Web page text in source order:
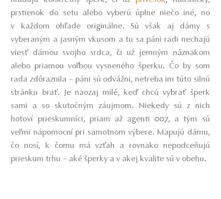
prstienok do setu alebo vyberú úplne niečo iné, no
v každom ohľade originálne. Sú však aj dámy s
vyberaným a jasným vkusom a tu sa páni radi nechajú
viesť dámou svojho srdca, či už jemným náznakom
alebo priamou voľbou vysneného šperku. Čo by som
rada zdôraznila – páni sú odvážni, netreba im túto silnú
stránku brať. Je naozaj milé, keď chcú vybrať šperk
sami a so skutočným záujmom. Niekedy sú z nich
hotoví prieskumníci, priam až agenti 007, a tým sú
veľmi nápomocní pri samotnom výbere. Mapujú dámu,
čo nosí, k čomu má vzťah a rovnako nepodceňujú
prieskum trhu – aké šperky a v akej kvalite sú v obehu.